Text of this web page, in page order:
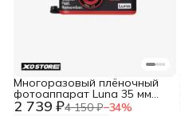
2 739 ₽4 150 ₽−34%
Многоразовый плёночный
фотоаппарат Luna 35 мм
(тип 135)